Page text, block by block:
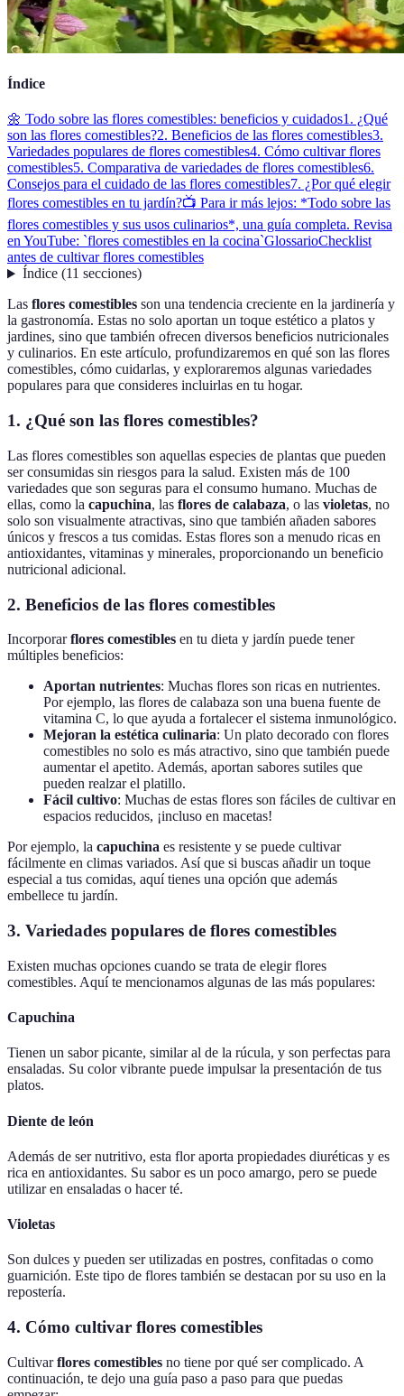
Índice
🌼 Todo sobre las flores comestibles: beneficios y cuidados1. ¿Qué
son las flores comestibles?2. Beneficios de las flores comestibles3.
Variedades populares de flores comestibles4. Cómo cultivar flores
comestibles5. Comparativa de variedades de flores comestibles6.
Consejos para el cuidado de las flores comestibles7. ¿Por qué elegir
flores comestibles en tu jardín?📺 Para ir más lejos: *Todo sobre las
flores comestibles y sus usos culinarios*, una guía completa. Revisa
en YouTube: `flores comestibles en la cocina`GlossarioChecklist
antes de cultivar flores comestibles
Índice(11 secciones)
Las flores comestibles son una tendencia creciente en la jardinería y
la gastronomía. Estas no solo aportan un toque estético a platos y
jardines, sino que también ofrecen diversos beneficios nutricionales
y culinarios. En este artículo, profundizaremos en qué son las flores
comestibles, cómo cuidarlas, y exploraremos algunas variedades
populares para que consideres incluirlas en tu hogar.
1. ¿Qué son las flores comestibles?
Las flores comestibles son aquellas especies de plantas que pueden
ser consumidas sin riesgos para la salud. Existen más de 100
variedades que son seguras para el consumo humano. Muchas de
ellas, como la capuchina, las flores de calabaza, o las violetas, no
solo son visualmente atractivas, sino que también añaden sabores
únicos y frescos a tus comidas. Estas flores son a menudo ricas en
antioxidantes, vitaminas y minerales, proporcionando un beneficio
nutricional adicional.
2. Beneficios de las flores comestibles
Incorporarflores comestibles en tu dieta y jardín puede tener
múltiples beneficios:
Aportan nutrientes: Muchas flores son ricas en nutrientes.
Por ejemplo, las flores de calabaza son una buena fuente de
vitamina C, lo que ayuda a fortalecer el sistema inmunológico.
Mejoran la estética culinaria: Un plato decorado con flores
comestibles no solo es más atractivo, sino que también puede
aumentar el apetito. Además, aportan sabores sutiles que
pueden realzar el platillo.
Fácil cultivo: Muchas de estas flores son fáciles de cultivar en
espacios reducidos, ¡incluso en macetas!
Por ejemplo, la capuchina es resistente y se puede cultivar
fácilmente en climas variados. Así que si buscas añadir un toque
especial a tus comidas, aquí tienes una opción que además
embellece tu jardín.
3. Variedades populares de flores comestibles
Existen muchas opciones cuando se trata de elegir flores
comestibles. Aquí te mencionamos algunas de las más populares:
Capuchina
Tienen un sabor picante, similar al de la rúcula, y son perfectas para
ensaladas. Su color vibrante puede impulsar la presentación de tus
platos.
Diente de león
Además de ser nutritivo, esta flor aporta propiedades diuréticas y es
rica en antioxidantes. Su sabor es un poco amargo, pero se puede
utilizar en ensaladas o hacer té.
Violetas
Son dulces y pueden ser utilizadas en postres, confitadas o como
guarnición. Este tipo de flores también se destacan por su uso en la
repostería.
4. Cómo cultivar flores comestibles
Cultivarflores comestibles no tiene por qué ser complicado. A
continuación, te dejo una guía paso a paso para que puedas